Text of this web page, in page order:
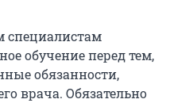
специалистам
обучение перед тем,
обязанности,
врача. Обязательно